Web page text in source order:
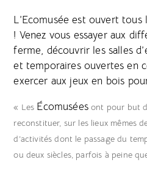
L’Ecomusée est ouvert tous
! Venez vous essayer aux
ferme, découvrir les salles
et temporaires ouvertes en
exercer aux jeux en bois
« Les Écomuséesont pour but
reconstituer, sur les lieux mêmes
d’activités dont le passage du
ou deux siècles, parfois à peine